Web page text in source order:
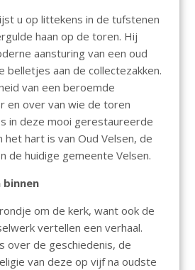
u op littekens in de tufstenen
haan op de toren. Hij
aansturing van een oud
belletjes aan de collectezakken.
van een beroemde
en over van wie de toren
in deze mooi gerestaureerde
het hart is van Oud Velsen, de
de huidige gemeente Velsen.
binnen
om de kerk, want ook de
vertellen een verhaal.
over de geschiedenis, de
van deze op vijf na oudste